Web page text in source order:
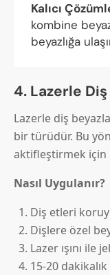
Kalıcı
kombine
beyazlığa
4. Lazerle
Lazerle diş
bir türüdür. Bu
aktifleştirmek için
Nasıl Uygulanır?
Diş etleri
Dişlere özel
Lazer ışını ile
15-20